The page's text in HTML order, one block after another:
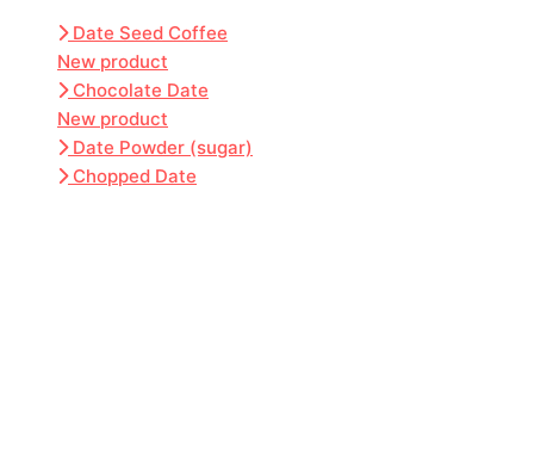
Date Seed Coffee
New product
Chocolate Date
New product
Date Powder (sugar)
Chopped Date